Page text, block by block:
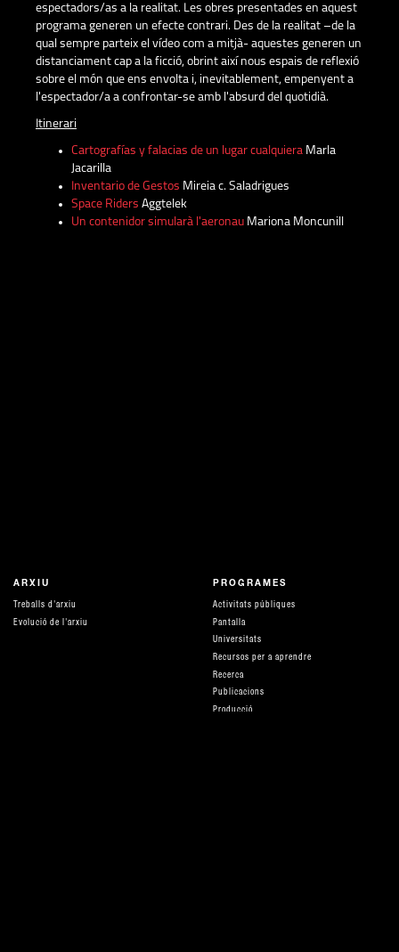
espectadors/as a la realitat. Les obres presentades en aquest
programa generen un efecte contrari. Des de la realitat –de la
qual sempre parteix el vídeo com a mitjà- aquestes generen un
distanciament cap a la ficció, obrint així nous espais de reflexió
sobre el món que ens envolta i, inevitablement, empenyent a
l'espectador/a a confrontar-se amb l'absurd del quotidià.
Itinerari
Cartografías y falacias de un lugar cualquiera Marla
Jacarilla
Inventario de Gestos Mireia c. Saladrigues
Space Riders Aggtelek
Un contenidor simularà l'aeronau Mariona Moncunill
ARXIU
Treballs d'arxiu
Evolució de l'arxiu
PROGRAMES
Activitats públiques
Pantalla
Universitats
Recursos per a aprendre
Recerca
Publicacions
Producció